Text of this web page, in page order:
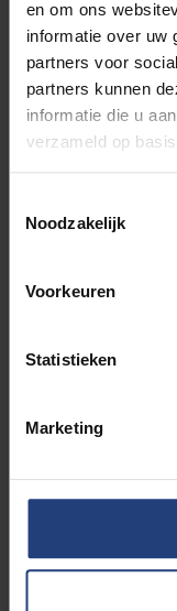
en om ons
informatie over uw
partners voor
partners kunnen
informatie die u
verzameld op
Noodzakelijk
Voorkeuren
Statistieken
Marketing
voor een
se naar een
maar eerder
Want de
bepaalde stadia
verder kunt
Voor jouw
Compassionate
aan een beter
en medeleven?
Absoluut. De
ziekte, de dood,
mensen de
onderwerpen en
studenten. Het